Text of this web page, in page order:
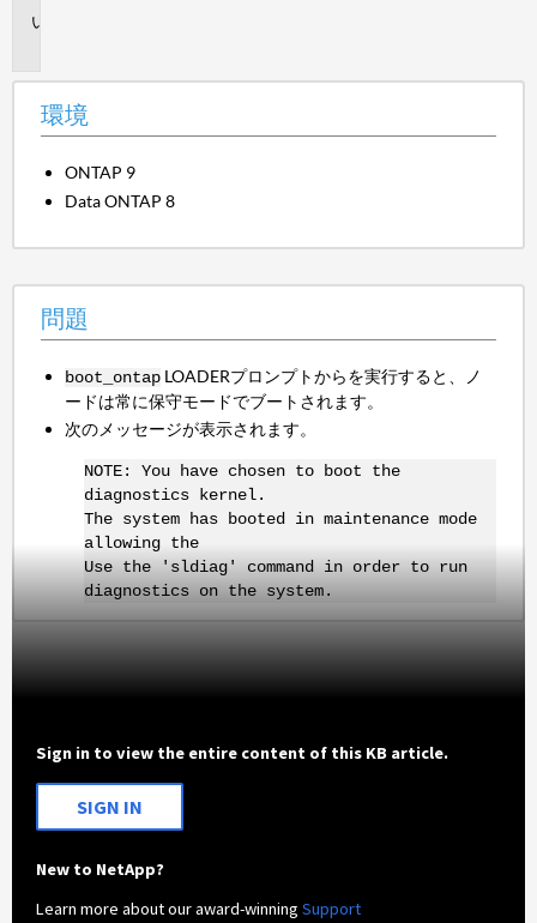
環境
ONTAP 9
Data ONTAP 8
問題
boot_ontap LOADERプロンプトからを実行すると、ノ
ードは常に保守モードでブートされます。
次のメッセージが表示されます。
NOTE: You have chosen to boot the
diagnostics kernel.
The system has booted in maintenance mode
allowing the
Use the 'sldiag' command in order to run
diagnostics on the system.
Sign in to view the entire content of this KB article.
SIGN IN
New to NetApp?
Learn more about our award-winningSupport